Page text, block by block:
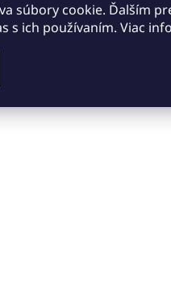
súbory cookie. Ďalším
s ich používaním. Viac